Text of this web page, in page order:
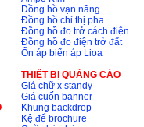
Đồng hồ vạn năng
Đồng hồ chỉ thị pha
Đồng hồ đo trở cách điện
Đồng hồ đo điện trở đất
Ổn áp biến áp Lioa
THIỆT BỊ QUẢNG CÁO
Giá chữ x standy
Giá cuốn banner
Khung backdrop
Kệ để brochure